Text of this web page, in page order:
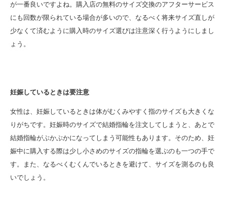
が一番良いですよね。購入店の無料のサイズ交換のアフターサービス
にも回数が限られている場合が多いので、なるべく将来サイズ直しが
少なくて済むように購入時のサイズ選びは注意深く行うようにしまし
ょう。
妊娠しているときは要注意
女性は、妊娠しているときは体がむくみやすく指のサイズも大きくな
りがちです。妊娠時のサイズで結婚指輪を注文してしまうと、あとで
結婚指輪がぶかぶかになってしまう可能性もあります。そのため、妊
娠中に購入する際は少し小さめのサイズの指輪を選ぶのも一つの手で
す。また、なるべくむくんでいるときを避けて、サイズを測るのも良
いでしょう。